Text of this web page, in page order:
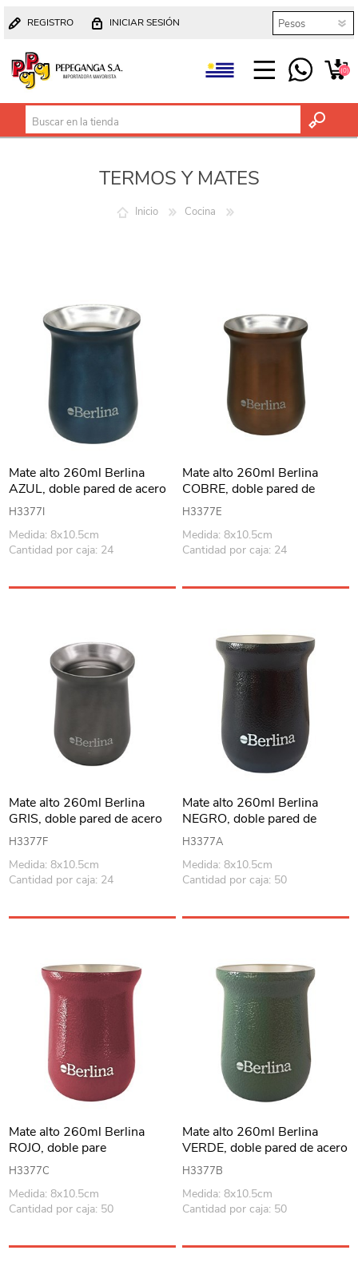
REGISTRO INICIAR SESIÓN
(0)
TERMOS Y MATES
Inicio Cocina
Mate alto 260ml Berlina
AZUL, doble pared de acero
inoxidable, en caja
H3377I
Medida: 8x10.5cm
Cantidad por caja: 24
Mate alto 260ml Berlina
COBRE, doble pared de
acero inoxidable, en caja
H3377E
Medida: 8x10.5cm
Cantidad por caja: 24
Mate alto 260ml Berlina
GRIS, doble pared de acero
inoxidable, en caja
H3377F
Medida: 8x10.5cm
Cantidad por caja: 24
Mate alto 260ml Berlina
NEGRO, doble pared de
acero inoxidable en caja
H3377A
Medida: 8x10.5cm
Cantidad por caja: 50
Mate alto 260ml Berlina
ROJO, doble pare
H3377C
Medida: 8x10.5cm
Cantidad por caja: 50
Mate alto 260ml Berlina
VERDE, doble pared de acero
inoxidable en caja
H3377B
Medida: 8x10.5cm
Cantidad por caja: 50